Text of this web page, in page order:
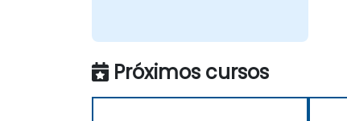
Próximos cursos